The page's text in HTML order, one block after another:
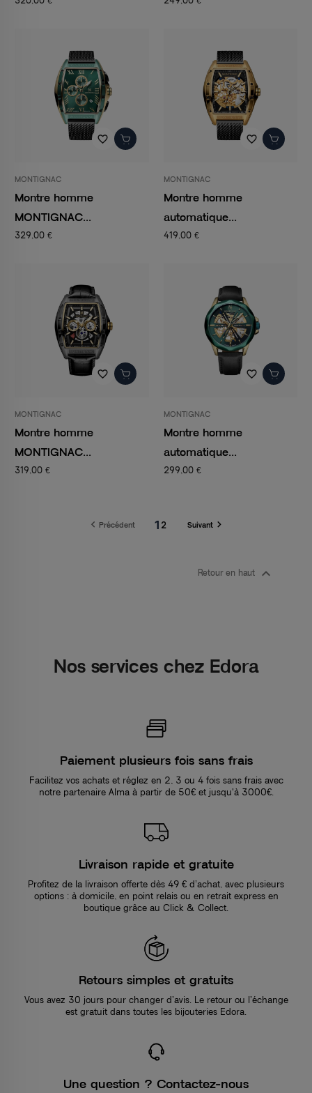
favorite_border
MONTIGNAC
Montre homme
MONTIGNAC...
329,00 €
favorite_border
MONTIGNAC
Montre homme
automatique...
419,00 €
favorite_border
MONTIGNAC
Montre homme
MONTIGNAC...
319,00 €
favorite_border
MONTIGNAC
Montre homme
automatique...
299,00 €
 Précédent 1 2 Suivant
Retour en haut 
Nos services chez Edora
Paiement plusieurs fois sans frais
Facilitez vos achats et réglez en 2, 3 ou 4 fois sans frais avec
notre partenaire Alma à partir de 50€ et jusqu'à 3000€.
Livraison rapide et gratuite
Profitez de la livraison offerte dès 49 € d’achat, avec plusieurs
options : à domicile, en point relais ou en retrait express en
boutique grâce au Click & Collect.
Retours simples et gratuits
Vous avez 30 jours pour changer d’avis. Le retour ou l’échange
est gratuit dans toutes les bijouteries Edora.
Une question ? Contactez-nous